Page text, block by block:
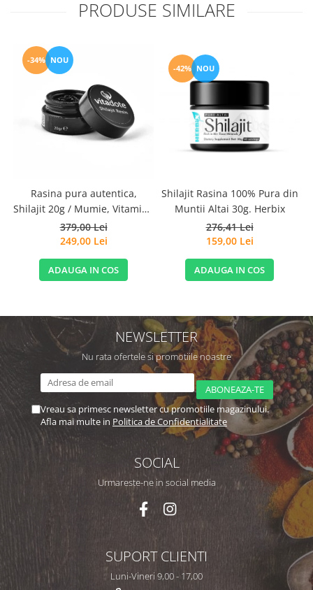
PRODUSE SIMILARE
-34% NOU
Rasina pura autentica,
Shilajit 20g / Mumie, Vitamine
si Micronutrienti - Vitadote
379,00 Lei
249,00 Lei
ADAUGA IN COS
-42% NOU
Shilajit Rasina 100% Pura din
Muntii Altai 30g. Herbix
276,41 Lei
159,00 Lei
ADAUGA IN COS
NEWSLETTER
Nu rata ofertele si promotiile noastre
Vreau sa primesc newsletter cu promotiile magazinului.
Afla mai multe in Politica de Confidentialitate
SOCIAL
Urmareste-ne in social media
SUPORT CLIENTI
Luni-Vineri 9,00 - 17,00